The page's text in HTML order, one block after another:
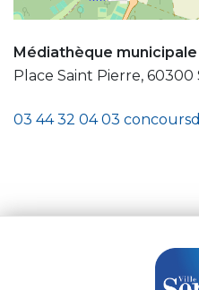
Médiathèque municipale
Place Saint Pierre, 60300
03 44 32 04 03